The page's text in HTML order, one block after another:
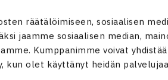
räätälöimiseen, sosiaalisen
jaamme sosiaalisen median,
Kumppanimme voivat
olet käyttänyt heidän